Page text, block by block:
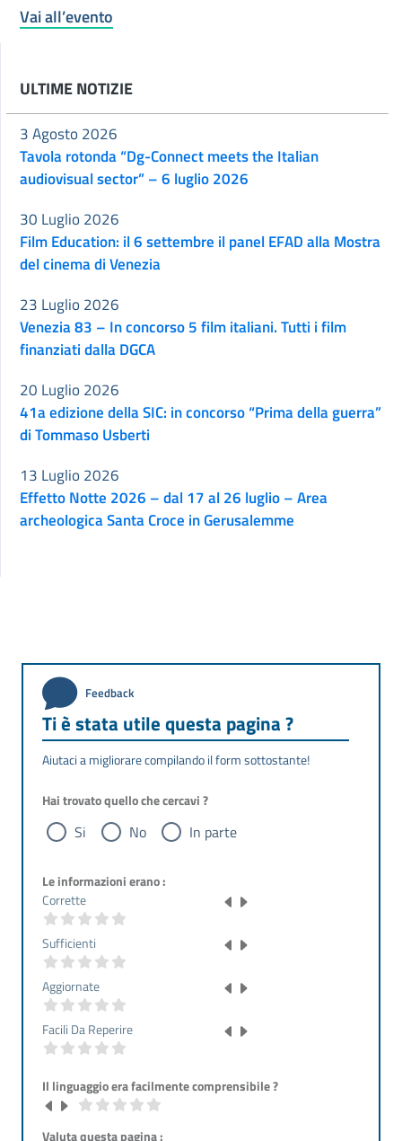
Vai all’evento
ULTIME NOTIZIE
Tavola rotonda “Dg-Connect meets the Italian
audiovisual sector” – 6 luglio 2026
3 Agosto 2026
Film Education: il 6 settembre il panel EFAD alla Mostra
del cinema di Venezia
30 Luglio 2026
Venezia 83 – In concorso 5 film italiani. Tutti i film
finanziati dalla DGCA
23 Luglio 2026
41a edizione della SIC: in concorso “Prima della guerra”
di Tommaso Usberti
20 Luglio 2026
Effetto Notte 2026 – dal 17 al 26 luglio – Area
archeologica Santa Croce in Gerusalemme
13 Luglio 2026
Feedback
Ti è stata utile questa pagina ?
Aiutaci a migliorare compilando il form sottostante!
Hai trovato quello che cercavi ?
Si No In parte
Le informazioni erano :
Corrette
Sufficienti
Aggiornate
Facili Da Reperire
Il linguaggio era facilmente comprensibile ?
Valuta questa pagina :